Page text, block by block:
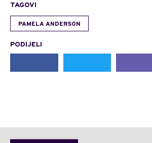
TAGOVI
PAMELA ANDERSON
PODIJELI